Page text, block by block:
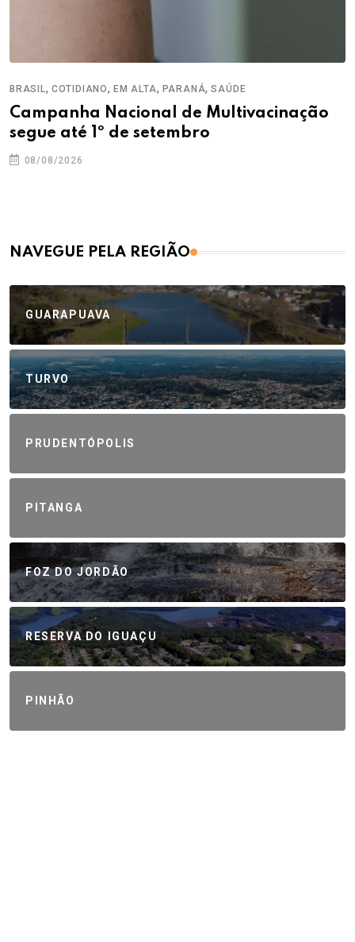
BRASIL, COTIDIANO,EM ALTA, PARANÁ,SAÚDE
Campanha Nacional de Multivacinação
segue até 1º de setembro
08/08/2026
NAVEGUE PELA REGIÃO
GUARAPUAVA
TURVO
PRUDENTÓPOLIS
PITANGA
FOZ DO JORDÃO
RESERVA DO IGUAÇU
PINHÃO